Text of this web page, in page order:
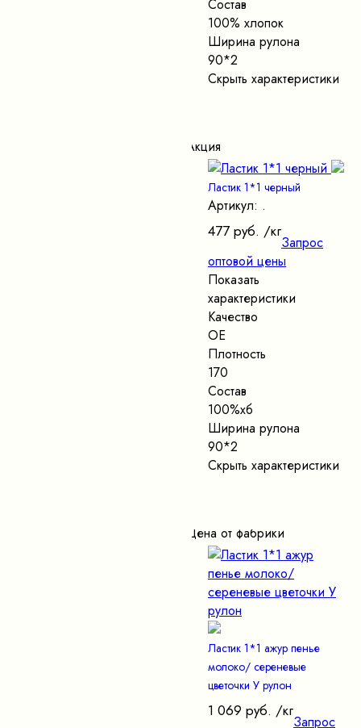
Состав
100% хлопок
Ширина рулона
90*2
Скрыть характеристики
Акция
Ластик 1*1 черный
Артикул: .
477 руб. /кг
Запрос
оптовой цены
Показать
характеристики
Качество
ОЕ
Плотность
170
Состав
100%хб
Ширина рулона
90*2
Скрыть характеристики
Цена от фабрики
Ластик 1*1 ажур пенье
молоко/ сереневые
цветочки У рулон
1 069 руб. /кг
Запрос